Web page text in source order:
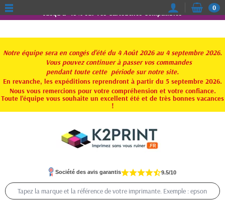
Jusqu'à -15% sur vos Cartouches Compatibles
Notre équipe sera en congés d'été du 4 Août 2026 au 4 septembre 2026.
Vous pouvez continuer à passer vos commandes
pendant toute cette période sur notre site.
En revanche, les expéditions reprendront à partir du 5 septembre 2026.
Nous vous remercions pour votre compréhension et votre confiance.
Toute l'équipe vous souhaite un excellent été et de très bonnes vacances
!
0
Société des avis garantis 9.5/10